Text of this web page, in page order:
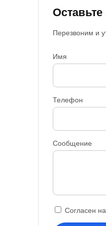
Оставьте
Перезвоним и
Имя
Телефон
Сообщение
Согласен